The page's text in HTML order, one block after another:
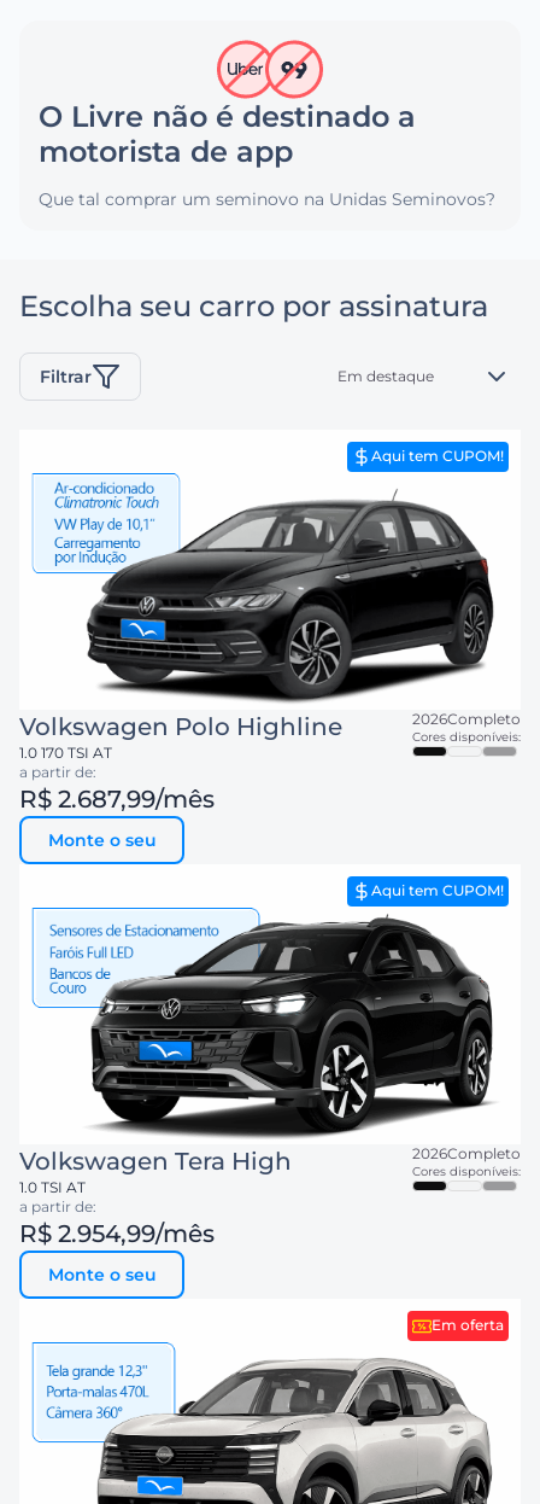
O Livre não é destinado a
motorista de app
Que tal comprar um seminovo na Unidas Seminovos?
Escolha seu carro por assinatura
Filtrar Em destaque
Aqui tem CUPOM!
Volkswagen Polo Highline
1.0 170 TSI AT
2026Completo
Cores disponíveis:
a partir de:
R$ 2.687,99/mês
Monte o seu
Aqui tem CUPOM!
Volkswagen Tera High
1.0 TSI AT
2026Completo
Cores disponíveis:
a partir de:
R$ 2.954,99/mês
Monte o seu
Em oferta